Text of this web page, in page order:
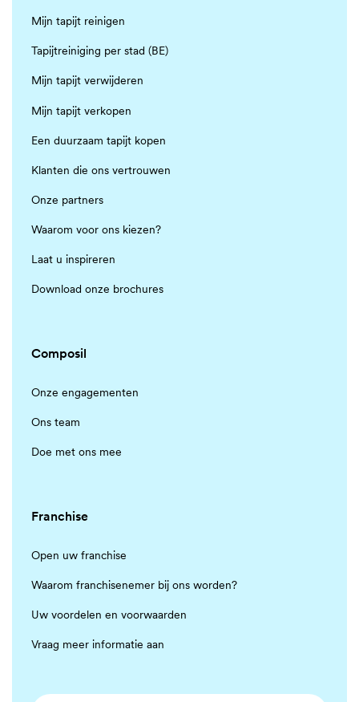
Mijn tapijt reinigen
Tapijtreiniging per stad (BE)
Mijn tapijt verwijderen
Mijn tapijt verkopen
Een duurzaam tapijt kopen
Klanten die ons vertrouwen
Onze partners
Waarom voor ons kiezen?
Laat u inspireren
Download onze brochures
Composil
Onze engagementen
Ons team
Doe met ons mee
Franchise
Open uw franchise
Waarom franchisenemer bij ons worden?
Uw voordelen en voorwaarden
Vraag meer informatie aan